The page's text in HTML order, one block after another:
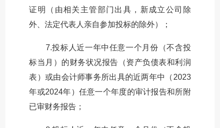
证明（由相关主管部门出具，新成立公司除
外、法定代表人亲自参加投标的除外）；
7.投标人近一年中任意一个月份（不含投
标当月）的财务状况报告（资产负债表和利润
表）或由会计师事务所出具的近两年中（2023
年或2024年）任意一个年度的审计报告和所附
已审财务报告；